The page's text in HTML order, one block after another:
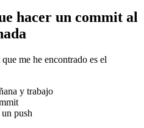
hacer un commit al
me he encontrado es el
y trabajo
push